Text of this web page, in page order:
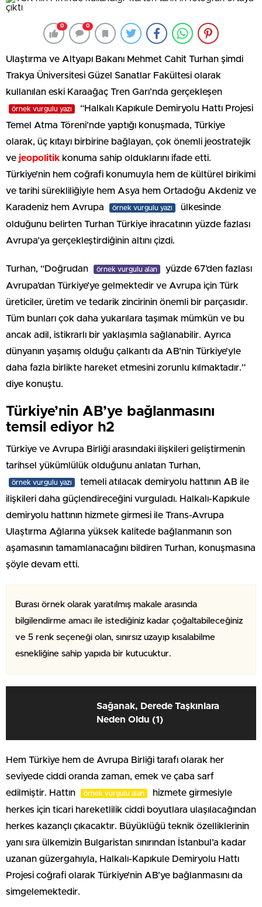
0 0
Ulaştırma ve Altyapı Bakanı Mehmet Cahit Turhan şimdi
Trakya Üniversitesi Güzel Sanatlar Fakültesi olarak
kullanılan eski Karaağaç Tren Garı’nda gerçekleşen
örnek vurgulu yazı
“Halkalı Kapıkule Demiryolu Hattı Projesi
Temel Atma Töreni’nde yaptığı konuşmada, Türkiye
olarak, üç kıtayı birbirine bağlayan, çok önemli jeostratejik
ve jeopolitik konuma sahip olduklarını ifade etti.
Türkiye’nin hem coğrafi konumuyla hem de kültürel birikimi
ve tarihi sürekliliğiyle hem Asya hem Ortadoğu Akdeniz ve
Karadeniz hem Avrupa
örnek vurgulu yazı
ülkesinde
olduğunu belirten Turhan Türkiye ihracatının yüzde fazlası
Avrupa’ya gerçekleştirdiğinin altını çizdi.
Turhan, “Doğrudan örnek vurgulu alan
yüzde 67’den fazlası
Avrupa’dan Türkiye’ye gelmektedir ve Avrupa için Türk
üreticiler, üretim ve tedarik zincirinin önemli bir parçasıdır.
Tüm bunları çok daha yukarılara taşımak mümkün ve bu
ancak adil, istikrarlı bir yaklaşımla sağlanabilir. Ayrıca
dünyanın yaşamış olduğu çalkantı da AB’nin Türkiye’yle
daha fazla birlikte hareket etmesini zorunlu kılmaktadır.”
diye konuştu.
Türkiye’nin AB’ye bağlanmasını
temsil ediyor h2
Türkiye ve Avrupa Birliği arasındaki ilişkileri geliştirmenin
tarihsel yükümlülük olduğunu anlatan Turhan,
örnek vurgulu yazı
temeli atılacak demiryolu hattının AB ile
ilişkileri daha güçlendireceğini vurguladı. Halkalı-Kapıkule
demiryolu hattının hizmete girmesi ile Trans-Avrupa
Ulaştırma Ağlarına yüksek kalitede bağlanmanın son
aşamasının tamamlanacağını bildiren Turhan, konuşmasına
şöyle devam etti.
Burası örnek olarak yaratılmış makale arasında
bilgilendirme amacı ile istediğiniz kadar çoğaltabileceğiniz
ve 5 renk seçeneği olan, sınırsız uzayıp kısalabilme
esnekliğine sahip yapıda bir kutucuktur.
Sağanak, Derede Taşkınlara
Neden Oldu (1)
Hem Türkiye hem de Avrupa Birliği tarafı olarak her
seviyede ciddi oranda zaman, emek ve çaba sarf
edilmiştir. Hattın
örnek vurgulu alan
hizmete girmesiyle
herkes için ticari hareketlilik ciddi boyutlara ulaşılacağından
herkes kazançlı çıkacaktır. Büyüklüğü teknik özelliklerinin
yanı sıra ülkemizin Bulgaristan sınırından İstanbul’a kadar
uzanan güzergahıyla, Halkalı-Kapıkule Demiryolu Hattı
Projesi coğrafi olarak Türkiye’nin AB’ye bağlanmasını da
simgelemektedir.